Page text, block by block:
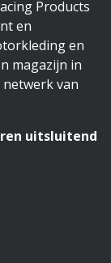
Products
en
en
magazijn in
van
uitsluitend